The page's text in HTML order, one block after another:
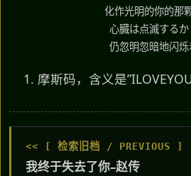
化作光明的你的那
心臓は点滅するか
仍忽明忽暗地闪烁
摩斯码，含义是
<< [ 检索旧档 / PREVIOUS ]
我终于失去了你–赵传